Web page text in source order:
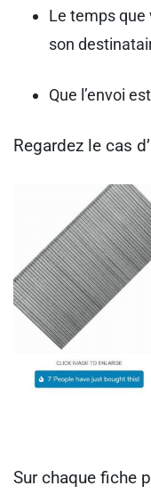
Le temps que
son
Que l’envoi
Regardez le cas
Sur chaque fiche